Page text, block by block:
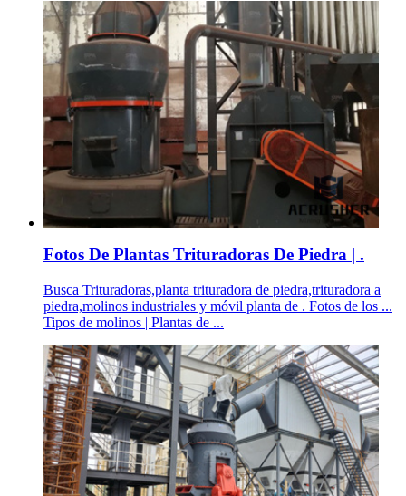
Fotos De Plantas Trituradoras De Piedra | .
Busca Trituradoras,planta trituradora de piedra,trituradora a
piedra,molinos industriales y móvil planta de . Fotos de los ...
Tipos de molinos | Plantas de ...